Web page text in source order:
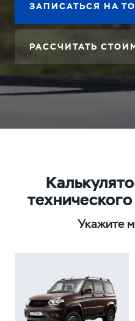
ЗАПИСАТЬСЯ НА ТО
РАССЧИТАТЬ
Укажите